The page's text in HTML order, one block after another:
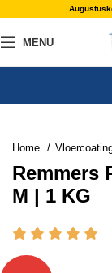
MENU
Home
Remmers
M | 1 KG